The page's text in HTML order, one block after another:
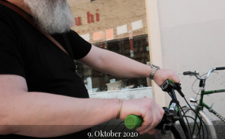
9. Oktober 2020